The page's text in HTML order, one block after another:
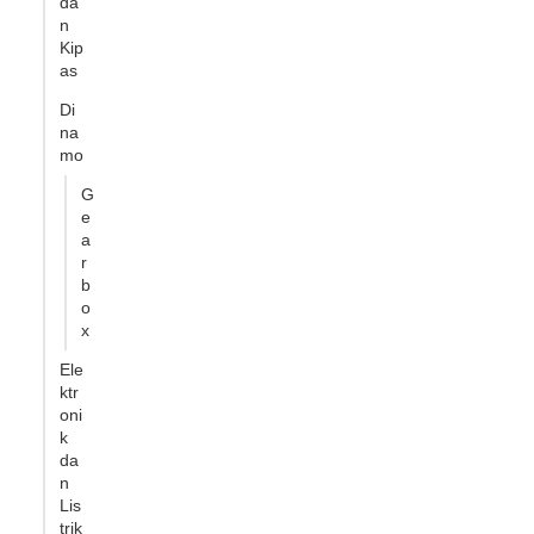
n
Kip
as
Di
na
mo
G
e
a
r
b
o
x
Ele
ktr
oni
k
da
n
Lis
trik